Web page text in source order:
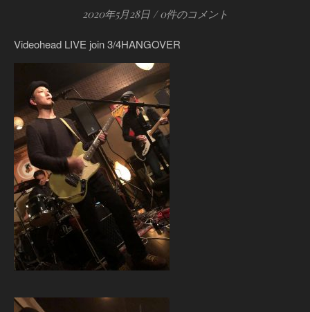
2020年5月28日 / 0件のコメント
Videohead LIVE join 3/4HANGOVER